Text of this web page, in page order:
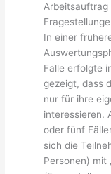
Arbeitsauftrag
In einer
Fälle erfolgte
gezeigt, dass
nur für ihre
interessieren.
oder fünf
sich die
Personen) mit